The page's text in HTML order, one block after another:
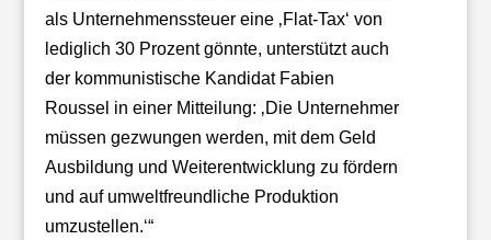
als Unternehmenssteuer eine ‚Flat-Tax‘ von
lediglich 30 Prozent gönnte, unterstützt auch
der kommunistische Kandidat Fabien
Roussel in einer Mitteilung: ‚Die Unternehmer
müssen gezwungen werden, mit dem Geld
Ausbildung und Weiterentwicklung zu fördern
und auf umweltfreundliche Produktion
umzustellen.‘“